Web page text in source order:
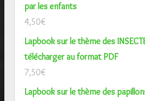
par les enfants
4,50€
Lapbook sur le thème des
télécharger au format PDF
7,50€
Lapbook sur le thème des